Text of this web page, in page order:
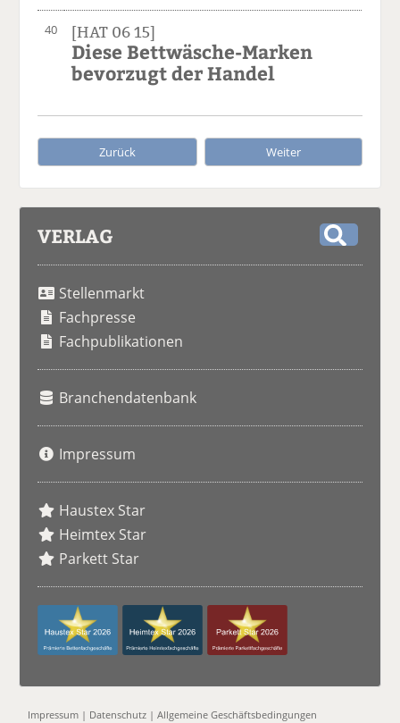
40 [HAT 06 15]
Diese Bettwäsche-Marken
bevorzugt der Handel
Zurück Weiter
VERLAG
Stellenmarkt
Fachpresse
Fachpublikationen
Branchendatenbank
Impressum
Haustex Star
Heimtex Star
Parkett Star
Impressum | Datenschutz |Allgemeine Geschäftsbedingungen